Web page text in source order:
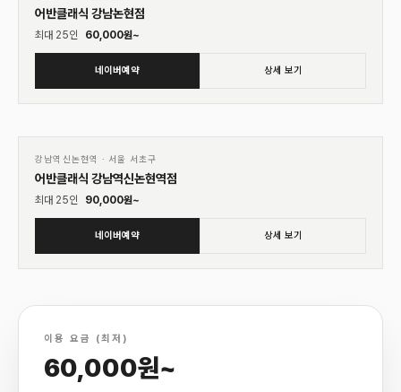
어반클래식 강남논현점
최대 25인 60,000원~
네이버예약 상세 보기
01
강남역신논현역 · 서울 서초구
어반클래식 강남역신논현역점
최대 25인 90,000원~
네이버예약 상세 보기
이용 요금 (최저)
60,000원~